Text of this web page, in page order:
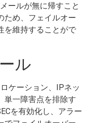
ールが無に帰すこと
ため、フェイルオー
を維持することがで
ル
ケーション、IPネッ
単一障害点を排除す
を有効化し、アラー